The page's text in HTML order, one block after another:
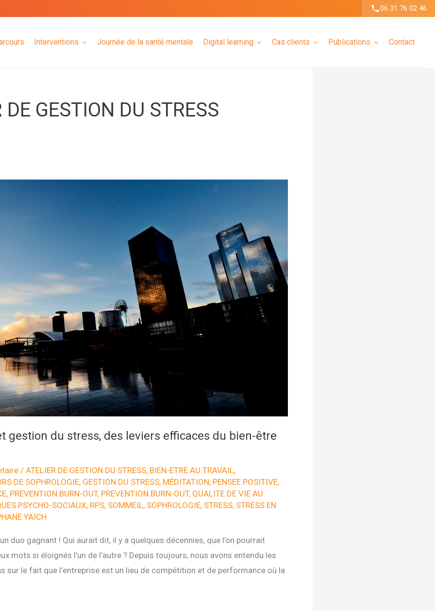
06 31 76 02 46
Interventions Journée de la santé mentale Digital learning Cas clients Publications Contact
DE GESTION DU STRESS
gestion du stress, des leviers efficaces du bien-être
/ ATELIER DE GESTION DU STRESS, BIEN-ETRE AU TRAVAIL,
DE SOPHROLOGIE, GESTION DU STRESS, MÉDITATION, PENSEE POSITIVE,
, PREVENTION BURN-OUT, PREVENTION BURN-OUT, QUALITE DE VIE AU
PSYCHO-SOCIAUX, RPS, SOMMEIL, SOPHROLOGIE, STRESS, STRESS EN
YAÏCH
duo gagnant ! Qui aurait dit, il y a quelques décennies, que l’on pourrait
mots si éloignés l’un de l’autre ? Depuis toujours, nous avons entendu les
sur le fait que l’entreprise est un lieu de compétition et de performance où la